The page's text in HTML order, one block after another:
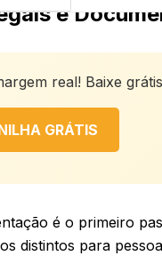
e
real! Baixe
GRÁTIS
é o primeiro
distintos para